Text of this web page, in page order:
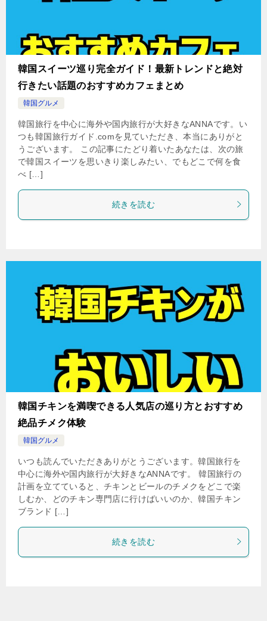
韓国スイーツ巡り完全ガイド！最新トレンドと絶対
行きたい話題のおすすめカフェまとめ
韓国グルメ
韓国旅行を中心に海外や国内旅行が大好きなANNAです。い
つも韓国旅行ガイド.comを見ていただき、本当にありがと
うございます。 この記事にたどり着いたあなたは、次の旅
で韓国スイーツを思いきり楽しみたい、でもどこで何を食
べ […]
続きを読む
韓国チキンを満喫できる人気店の巡り方とおすすめ
絶品チメク体験
韓国グルメ
いつも読んでいただきありがとうございます。韓国旅行を
中心に海外や国内旅行が大好きなANNAです。 韓国旅行の
計画を立てていると、チキンとビールのチメクをどこで楽
しむか、どのチキン専門店に行けばいいのか、韓国チキン
ブランド […]
続きを読む